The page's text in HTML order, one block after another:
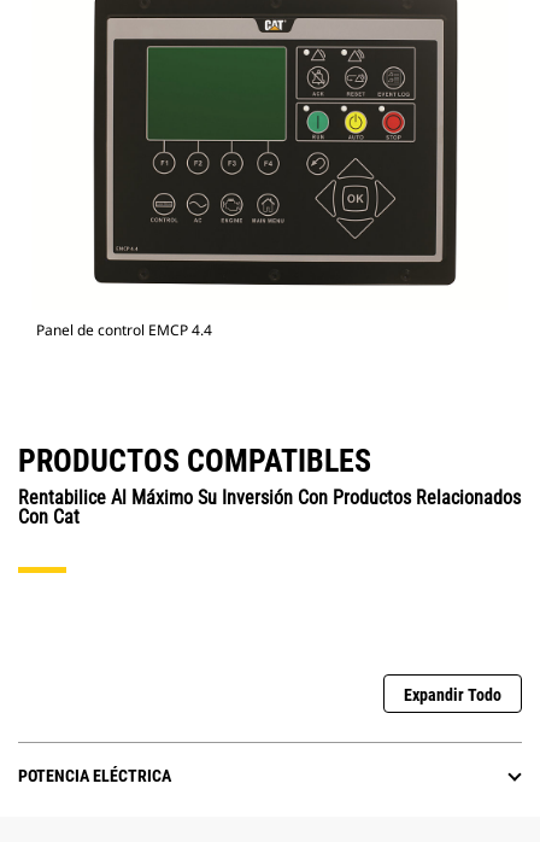
Panel de control EMCP 4.4
PRODUCTOS COMPATIBLES
Rentabilice Al Máximo Su Inversión Con Productos Relacionados
Con Cat
Expandir Todo
POTENCIA ELÉCTRICA